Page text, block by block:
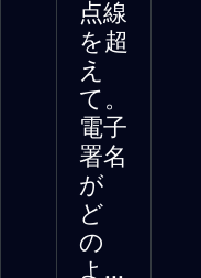
点線
を超
え
て。
電子
署名
が
ど
の